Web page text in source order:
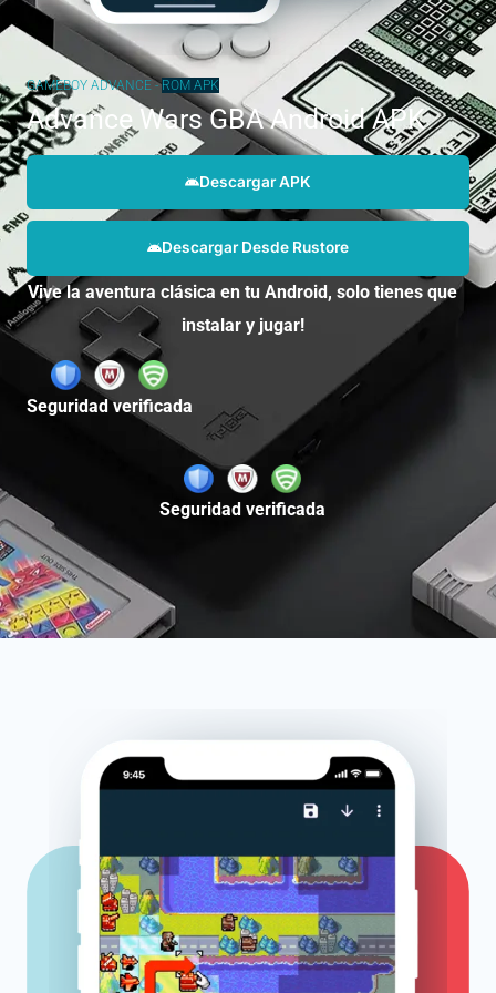
GAMEBOY ADVANCE -ROM APK
Advance Wars GBA Android APK
Descargar APK
Descargar Desde Rustore
Vive la aventura clásica en tu Android, solo tienes que
instalar y jugar!
Seguridad verificada
Seguridad verificada